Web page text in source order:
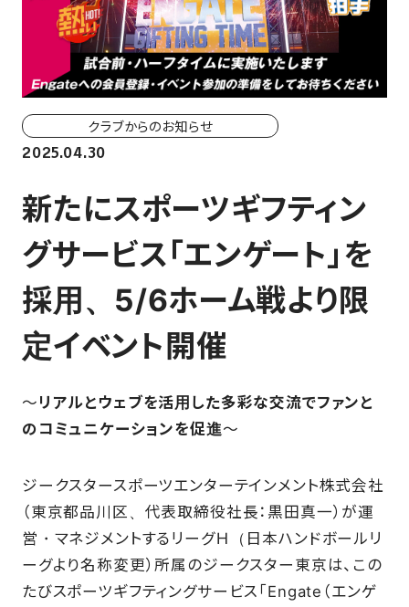
TICKET
ホーム戦一覧
会場（座席・価格表）
チケット購入方法
各座席について
観戦ガイド
FAN CLUB
SCHOOL
PARTNERS
クラブからのお知らせ
2025.04.30
新たにスポーツギフティン
グサービス「エンゲート」を
採用、5/6ホーム戦より限
定イベント開催
～ リアルとウェブを活用した多彩な交流でファンと
のコミュニケーションを促進～
ジークスタースポーツエンターテインメント株式会社
（東京都品川区、代表取締役社長：黒田真一）が運
営・マネジメントするリーグＨ（日本ハンドボールリ
ーグより名称変更）所属のジークスター東京は、この
たびスポーツギフティングサービス「Engate（エンゲ